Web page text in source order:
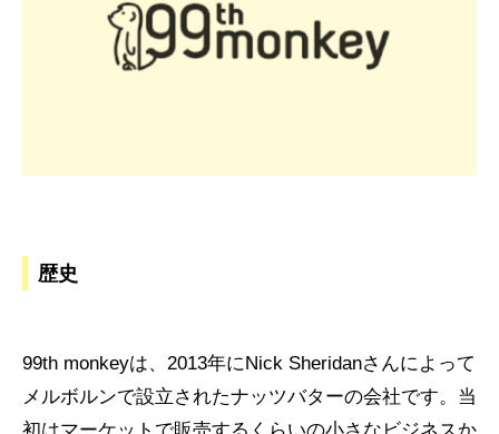
歴史
99th monkeyは、2013年にNick Sheridanさんによって
メルボルンで設立されたナッツバターの会社です。当